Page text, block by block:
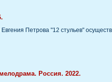
Петрова "12 стульев"
Россия. 2022.